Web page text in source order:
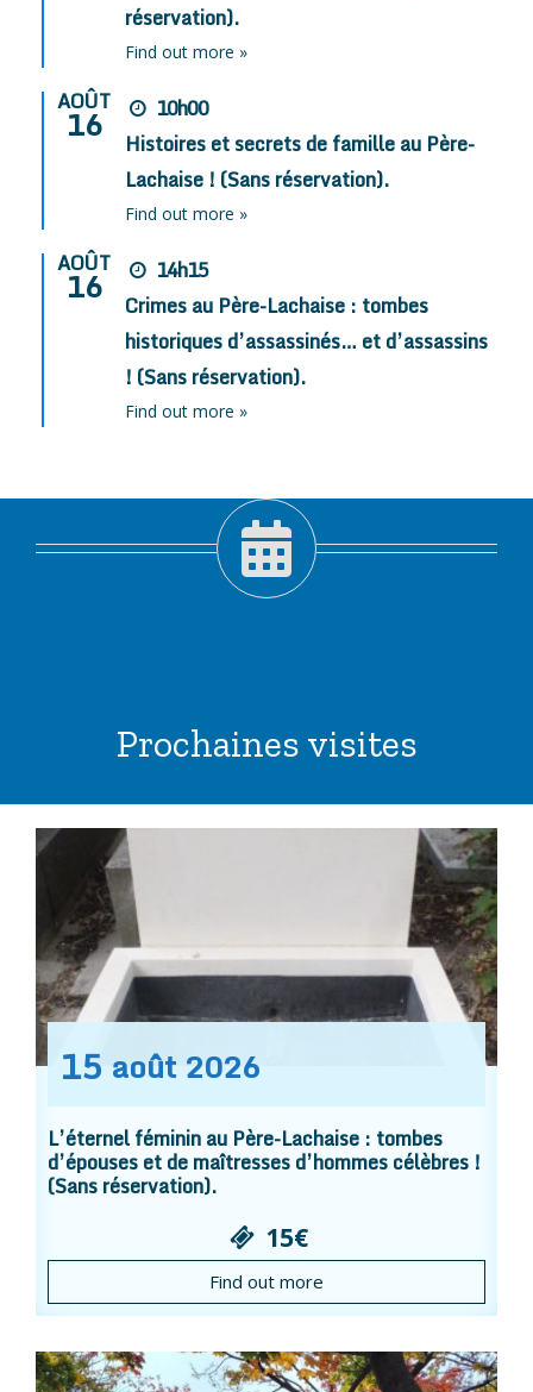
réservation).
Find out more »
AOÛT
16
10h00
Histoires et secrets de famille au Père-
Lachaise ! (Sans réservation).
Find out more »
AOÛT
16
14h15
Crimes au Père-Lachaise : tombes
historiques d’assassinés… et d’assassins
! (Sans réservation).
Find out more »
Prochaines visites
15 août 2026
L’éternel féminin au Père-Lachaise : tombes
d’épouses et de maîtresses d’hommes célèbres !
(Sans réservation).
15€
Find out more